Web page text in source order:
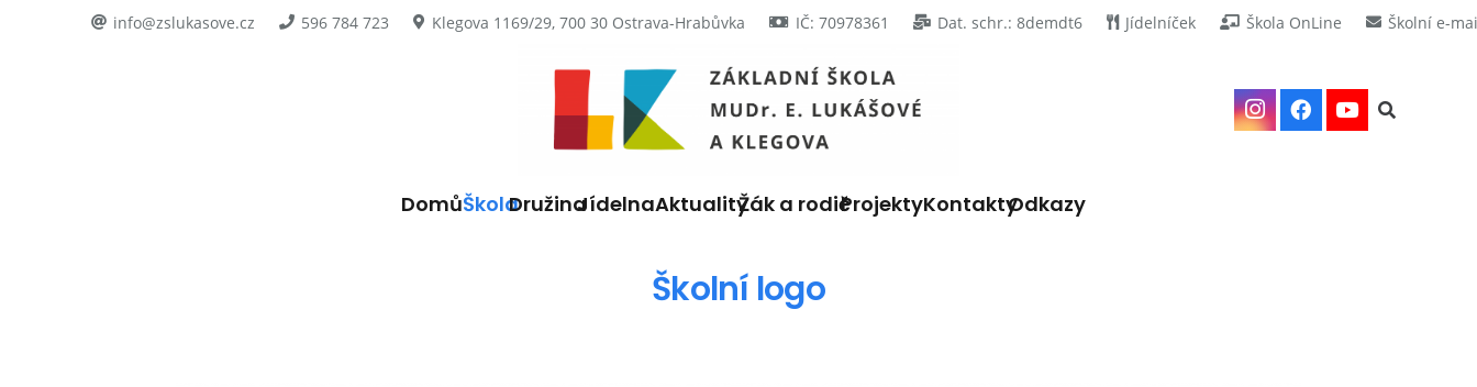
info@zslukasove.cz 596 784 723 Klegova 1169/29, 700 30 Ostrava-Hrabůvka IČ: 70978361 Dat. schr.: 8demdt6 Jídelníček Škola OnLine Školní e-
DomůŠkolaDružinaJídelnaAktualityŽák a rodičProjektyKontaktyOdkazy
Školní logo